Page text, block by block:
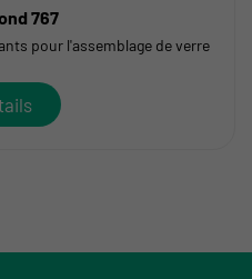
767
pour l'assemblage de verre